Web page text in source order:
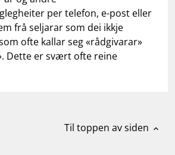
per telefon, e-post eller
frå seljarar som dei ikkje
ofte kallar seg «rådgivarar»
Dette er svært ofte reine
Til toppen av siden expand_less